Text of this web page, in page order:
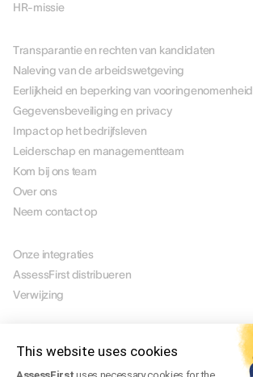
This website uses cookies
AssessFirstuses necessary cookies for the
HR-missie
Transparantie en rechten van kandidaten
Naleving van de arbeidswetgeving
Eerlijkheid en beperking van vooringenomenheid
Gegevensbeveiliging en privacy
Impact op het bedrijfsleven
Leiderschap en managementteam
Kom bij ons team
Over ons
Neem contact op
Onze integraties
AssessFirst distribueren
Verwijzing
Manage Cookies